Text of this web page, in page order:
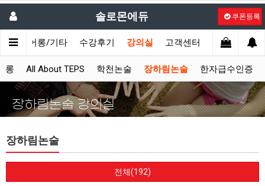
솔로몬에듀 쿠폰등록
싱어롱/기타 수강후기 강의실 고객센터
롱 All About TEPS 학천논술 장하림논술 한자급수인증
장하림논술 강의실
장하림논술
전체(192)